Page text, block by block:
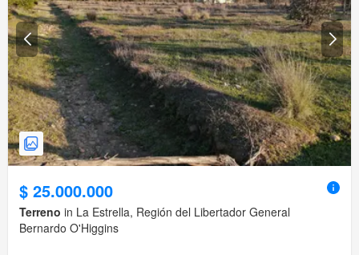
$ 25.000.000
Terreno in La Estrella, Región del Libertador General
Bernardo O'Higgins